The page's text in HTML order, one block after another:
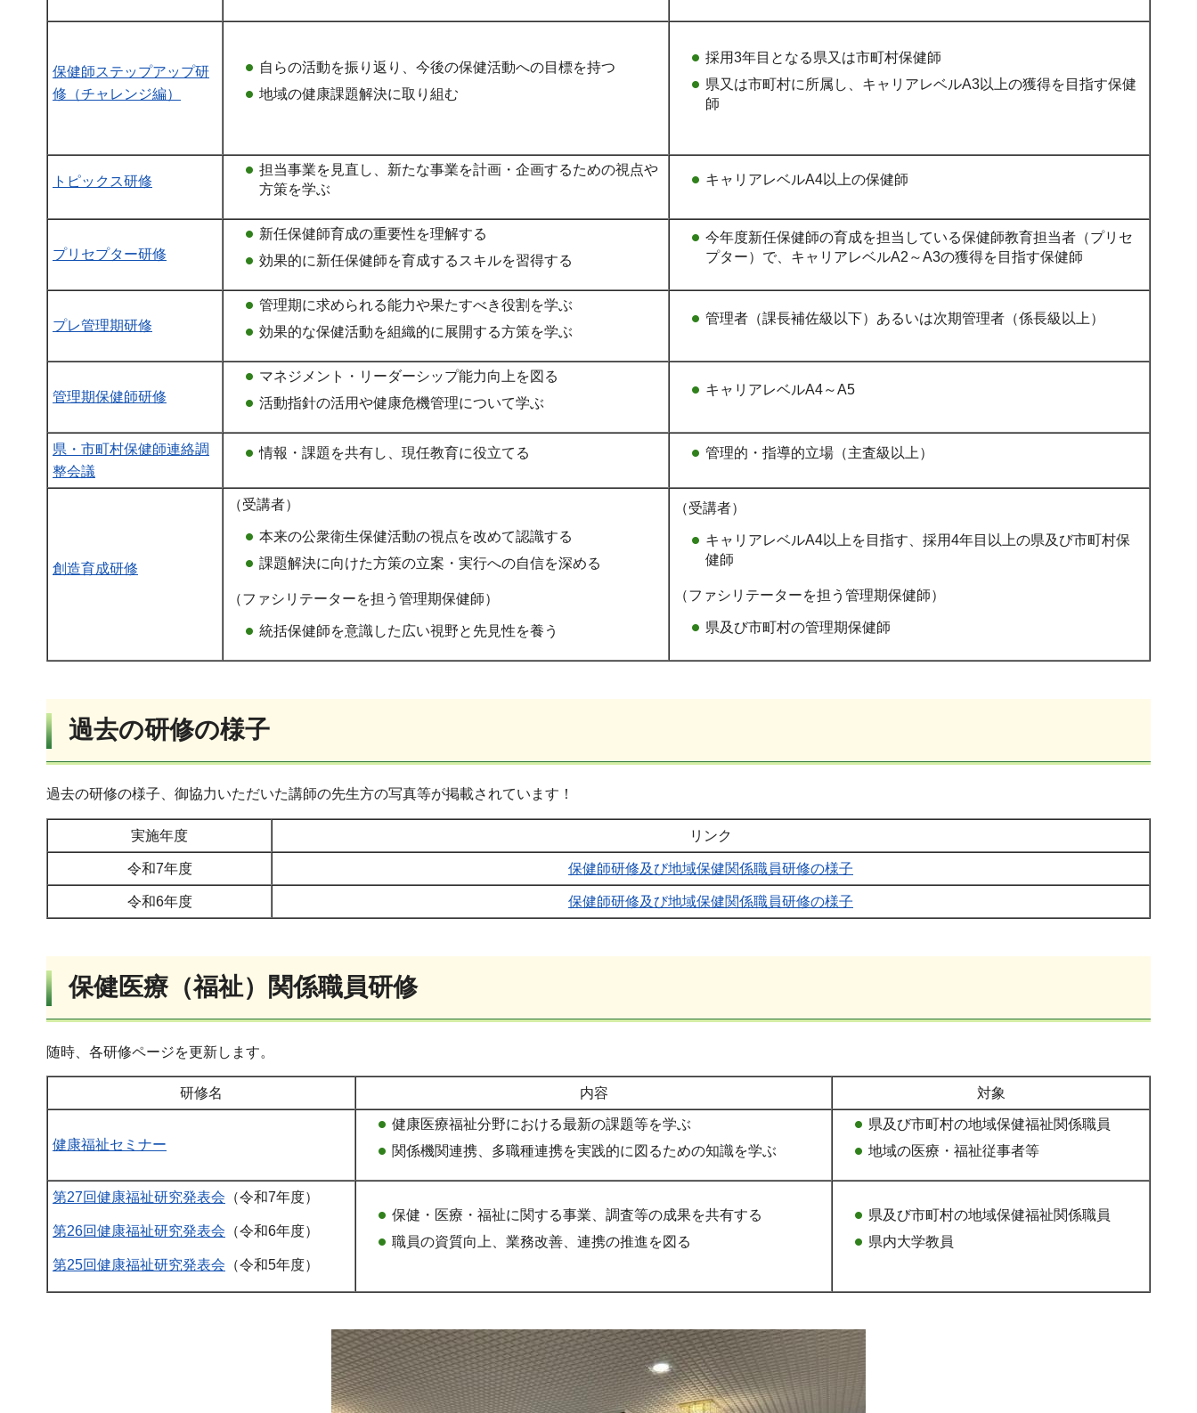
保健師ステップアップ研
修（チャレンジ編）
自らの活動を振り返り、今後の保健活動への目標を持つ
地域の健康課題解決に取り組む
採用3年目となる県又は市町村保健師
県又は市町村に所属し、キャリアレベルA3以上の獲得を目指す保健
師
トピックス研修
担当事業を見直し、新たな事業を計画・企画するための視点や
方策を学ぶ
キャリアレベルA4以上の保健師
プリセプター研修
新任保健師育成の重要性を理解する
効果的に新任保健師を育成するスキルを習得する
今年度新任保健師の育成を担当している保健師教育担当者（プリセ
プター）で、キャリアレベルA2～A3の獲得を目指す保健師
プレ管理期研修
管理期に求められる能力や果たすべき役割を学ぶ
効果的な保健活動を組織的に展開する方策を学ぶ
管理者（課長補佐級以下）あるいは次期管理者（係長級以上）
管理期保健師研修
マネジメント・リーダーシップ能力向上を図る
活動指針の活用や健康危機管理について学ぶ
キャリアレベルA4～A5
県・市町村保健師連絡調
整会議
情報・課題を共有し、現任教育に役立てる 管理的・指導的立場（主査級以上）
創造育成研修
（受講者）
本来の公衆衛生保健活動の視点を改めて認識する
課題解決に向けた方策の立案・実行への自信を深める
（ファシリテーターを担う管理期保健師）
統括保健師を意識した広い視野と先見性を養う
（受講者）
キャリアレベルA4以上を目指す、採用4年目以上の県及び市町村保
健師
（ファシリテーターを担う管理期保健師）
県及び市町村の管理期保健師
過去の研修の様子
過去の研修の様子、御協力いただいた講師の先生方の写真等が掲載されています！
実施年度 リンク
令和7年度 保健師研修及び地域保健関係職員研修の様子
令和6年度 保健師研修及び地域保健関係職員研修の様子
保健医療（福祉）関係職員研修
随時、各研修ページを更新します。
研修名 内容 対象
健康福祉セミナー
健康医療福祉分野における最新の課題等を学ぶ
関係機関連携、多職種連携を実践的に図るための知識を学ぶ
県及び市町村の地域保健福祉関係職員
地域の医療・福祉従事者等
第27回健康福祉研究発表会 （令和7年度）
第26回健康福祉研究発表会 （令和6年度）
第25回健康福祉研究発表会 （令和5年度）
保健・医療・福祉に関する事業、調査等の成果を共有する
職員の資質向上、業務改善、連携の推進を図る
県及び市町村の地域保健福祉関係職員
県内大学教員